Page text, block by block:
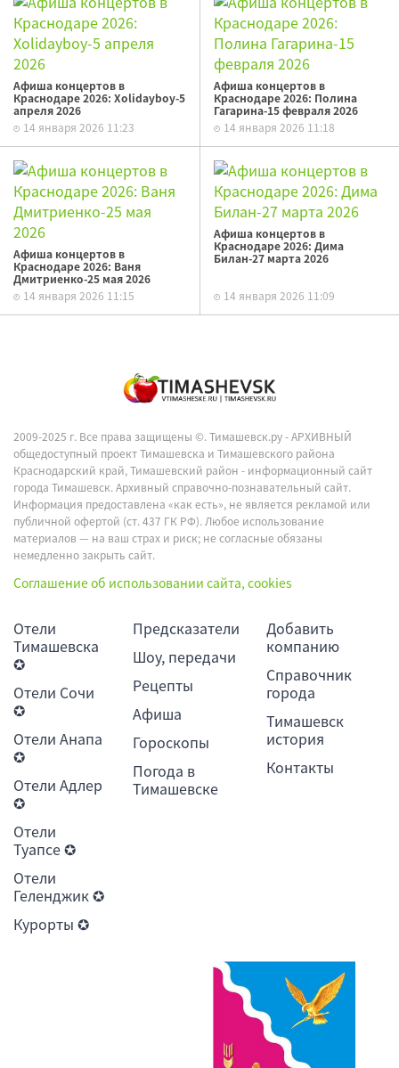
Афиша концертов в
Краснодаре 2026: Xolidayboy-5
апреля 2026
14 января 2026 11:23
Афиша концертов в
Краснодаре 2026: Полина
Гагарина-15 февраля 2026
14 января 2026 11:18
Афиша концертов в
Краснодаре 2026: Ваня
Дмитриенко-25 мая 2026
14 января 2026 11:15
Афиша концертов в
Краснодаре 2026: Дима
Билан-27 марта 2026
14 января 2026 11:09
2009-2025 г. Все права защищены ©.Тимашевск.ру - АРХИВНЫЙ
общедоступный проект Тимашевска и Тимашевского района
Краснодарский край, Тимашевский район - информационный сайт
города Тимашевск. Архивный справочно-познавательный сайт.
Информация предоставлена «как есть», не является рекламой или
публичной офертой (ст. 437 ГК РФ). Любое использование
материалов — на ваш страх и риск; не согласные обязаны
немедленно закрыть сайт.
Соглашение об использовании сайта, cookies
Отели
Тимашевска
✪
Отели Сочи
✪
Отели Анапа
✪
Отели Адлер
✪
Отели
Туапсе ✪
Отели
Геленджик ✪
Курорты ✪
Предсказатели
Шоу, передачи
Рецепты
Афиша
Гороскопы
Погода в
Тимашевске
Добавить
компанию
Справочник
города
Тимашевск
история
Контакты